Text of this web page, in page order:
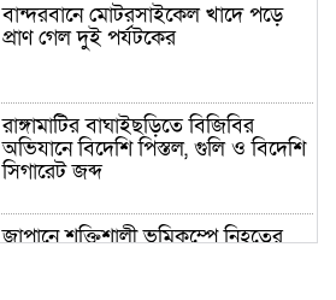
বান্দরবানে মোটরসাইকেল খাদে পড়ে
প্রাণ গেল দুই পর্যটকের
রাঙ্গামাটির বাঘাইছড়িতে বিজিবির
অভিযানে বিদেশি পিস্তল, গুলি ও বিদেশি
সিগারেট জব্দ
জাপানে শক্তিশালী ভূমিকম্পে নিহতের